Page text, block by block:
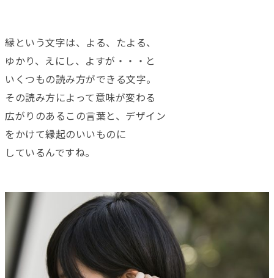
縁という文字は、よる、たよる、
ゆかり、えにし、よすが・・・と
いくつもの読み方ができる文字。
その読み方によって意味が変わる
広がりのあるこの言葉と、デザイン
をかけて縁起のいいものに
しているんですね。